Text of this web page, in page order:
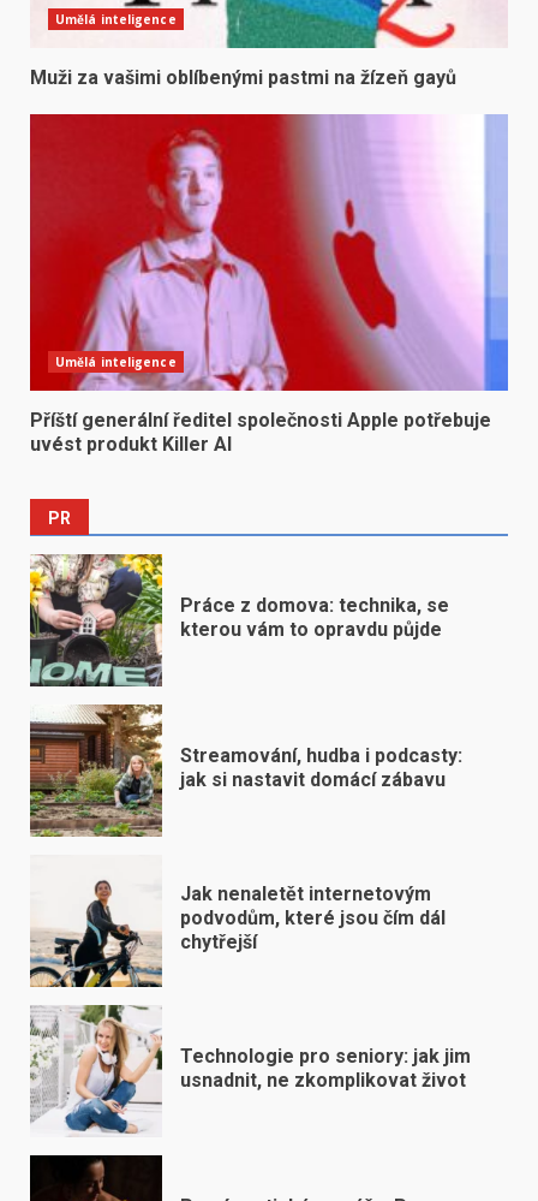
Umělá inteligence
Muži za vašimi oblíbenými pastmi na žízeň gayů
Umělá inteligence
Příští generální ředitel společnosti Apple potřebuje
uvést produkt Killer AI
PR
Práce z domova: technika, se
kterou vám to opravdu půjde
Streamování, hudba i podcasty:
jak si nastavit domácí zábavu
Jak nenaletět internetovým
podvodům, které jsou čím dál
chytřejší
Technologie pro seniory: jak jim
usnadnit, ne zkomplikovat život